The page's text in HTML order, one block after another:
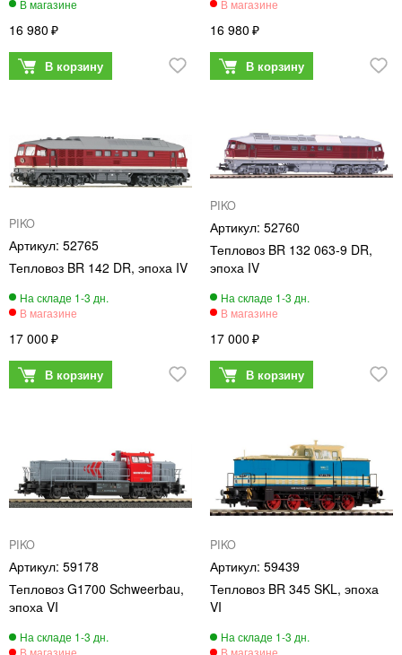
16 980 16 980
PIKO
52765
Тепловоз BR 142 DR, эпоха IV
17 000
PIKO
52760
Тепловоз BR 132 063-9 DR,
эпоха IV
17 000
PIKO
59178
Тепловоз G1700 Schweerbau,
эпоха VI
PIKO
59439
Тепловоз BR 345 SKL, эпоха
VI